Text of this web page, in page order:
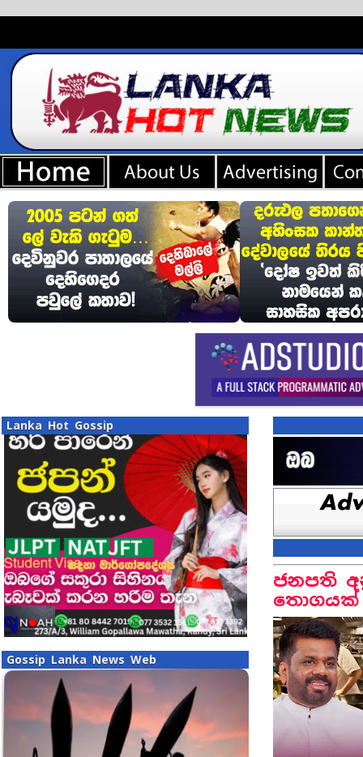
Lanka Hot Gossip
Gossip Lanka News Web
ජනපති
තොගයක්